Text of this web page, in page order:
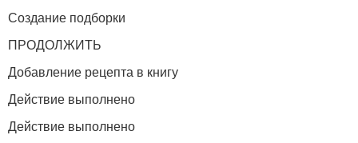
Создание подборки
ПРОДОЛЖИТЬ
Добавление рецепта в книгу
Действие выполнено
Действие выполнено